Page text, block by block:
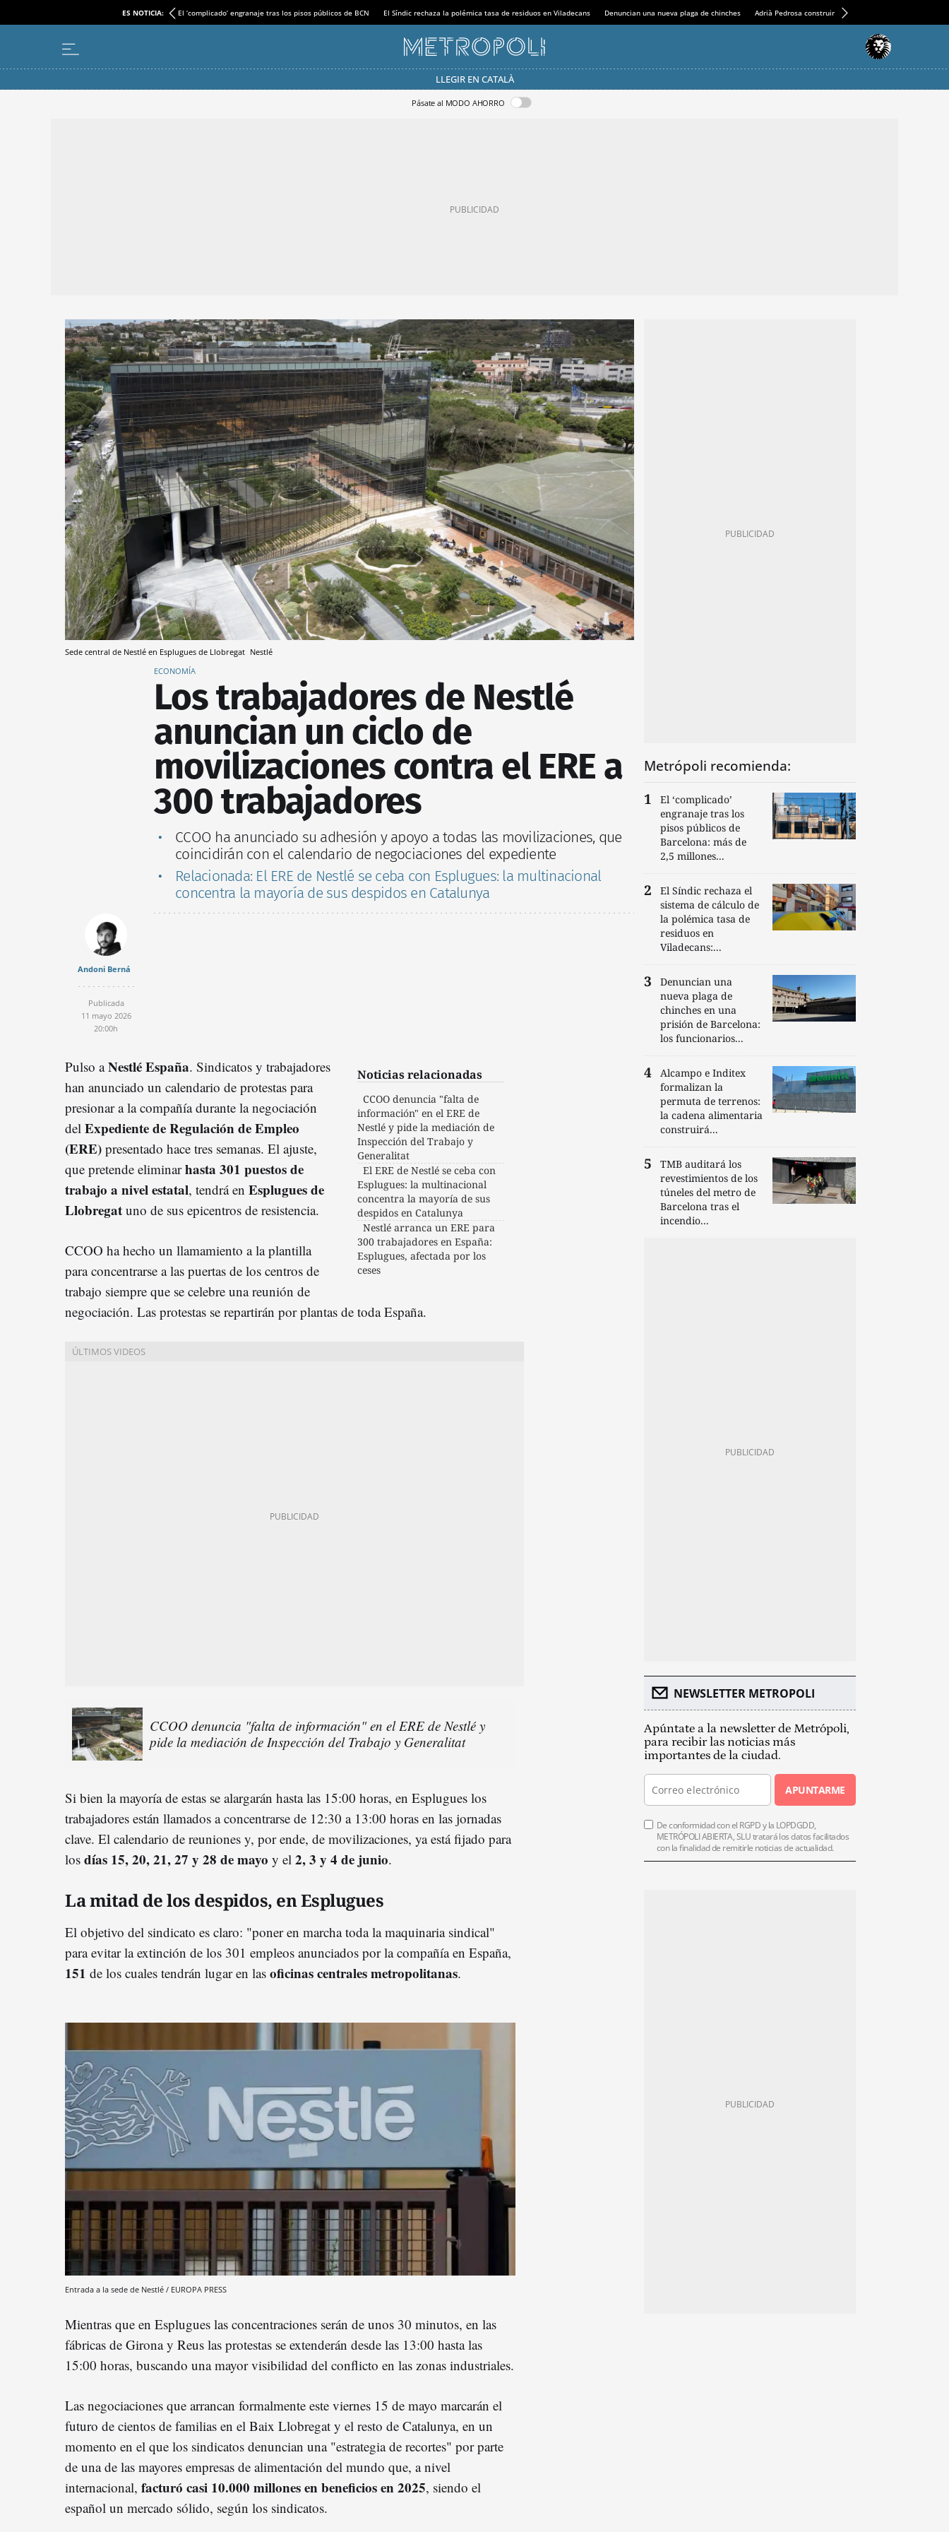
ES NOTICIA: El ‘complicado’ engranaje tras los pisos públicos de BCN El Síndic rechaza la polémica tasa de residuos en Viladecans Denuncian una nueva plaga de chinches Adrià Pedrosa construirá la nueva residencia en el
LLEGIR EN CATALÀ
Pásate al MODO AHORRO
Sede central de Nestlé en Esplugues de Llobregat Nestlé
ECONOMÍA
Los trabajadores de Nestlé
anuncian un ciclo de
movilizaciones contra el ERE a
300 trabajadores
CCOO ha anunciado su adhesión y apoyo a todas las movilizaciones, que
coincidirán con el calendario de negociaciones del expediente
Relacionada: El ERE de Nestlé se ceba con Esplugues: la multinacional
concentra la mayoría de sus despidos en Catalunya
Andoni Berná
Publicada
11 mayo 2026
20:00h
Noticias relacionadas
CCOO denuncia "falta de
información" en el ERE de
Nestlé y pide la mediación de
Inspección del Trabajo y
Generalitat
El ERE de Nestlé se ceba con
Esplugues: la multinacional
concentra la mayoría de sus
despidos en Catalunya
Nestlé arranca un ERE para
300 trabajadores en España:
Esplugues, afectada por los
ceses
Pulso aNestlé España. Sindicatos y trabajadores
han anunciado un calendario de protestas para
presionar a la compañía durante la negociación
del Expediente de Regulación de Empleo
(ERE) presentado hace tres semanas. El ajuste,
que pretende eliminarhasta 301 puestos de
trabajo a nivel estatal, tendrá en Esplugues de
Llobregat uno de sus epicentros de resistencia.
CCOO ha hecho un llamamiento a la plantilla
para concentrarse a las puertas de los centros de
trabajo siempre que se celebre una reunión de
negociación. Las protestas se repartirán por plantas de toda España.
CCOO denuncia "falta de información" en el ERE de Nestlé y
pide la mediación de Inspección del Trabajo y Generalitat
Si bien la mayoría de estas se alargarán hasta las 15:00 horas, en Esplugues los
trabajadores están llamados a concentrarse de 12:30 a 13:00 horas en las jornadas
clave. El calendario de reuniones y, por ende, de movilizaciones, ya está fijado para
los días 15, 20, 21, 27 y 28 de mayo y el 2, 3 y 4 de junio.
La mitad de los despidos, en Esplugues
El objetivo del sindicato es claro: "poner en marcha toda la maquinaria sindical"
para evitar la extinción de los 301 empleos anunciados por la compañía en España,
151 de los cuales tendrán lugar en las oficinas centrales metropolitanas.
Entrada a la sede de Nestlé / EUROPA PRESS
Mientras que en Esplugues las concentraciones serán de unos 30 minutos, en las
fábricas de Girona y Reus las protestas se extenderán desde las 13:00 hasta las
15:00 horas, buscando una mayor visibilidad del conflicto en las zonas industriales.
Las negociaciones que arrancan formalmente este viernes 15 de mayo marcarán el
futuro de cientos de familias en el Baix Llobregat y el resto de Catalunya, en un
momento en el que los sindicatos denuncian una "estrategia de recortes" por parte
de una de las mayores empresas de alimentación del mundo que, a nivel
internacional, facturó casi 10.000 millones en beneficios en 2025, siendo el
español un mercado sólido, según los sindicatos.
Metrópoli recomienda:
El ‘complicado’
engranaje tras los
pisos públicos de
Barcelona: más de
2,5 millones...
El Síndic rechaza el
sistema de cálculo de
la polémica tasa de
residuos en
Viladecans:...
Denuncian una
nueva plaga de
chinches en una
prisión de Barcelona:
los funcionarios...
Alcampo e Inditex
formalizan la
permuta de terrenos:
la cadena alimentaria
construirá...
TMB auditará los
revestimientos de los
túneles del metro de
Barcelona tras el
incendio...
NEWSLETTER METROPOLI
Apúntate a la newsletter de Metrópoli,
para recibir las noticias más
importantes de la ciudad.
APUNTARME
De conformidad con el RGPD y la LOPDGDD,
METRÓPOLI ABIERTA, SLU tratará los datos facilitados
con la finalidad de remitirle noticias de actualidad.